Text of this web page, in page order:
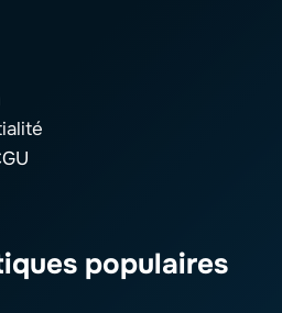
populaires